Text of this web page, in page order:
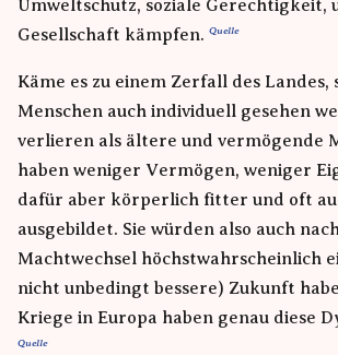
Umweltschutz, soziale Gerechtigkeit,
Gesellschaft kämpfen.
Käme es zu einem Zerfall des
Menschen auch individuell gesehen
verlieren als ältere und vermögende
haben weniger Vermögen, weniger
dafür aber körperlich fitter und oft
ausgebildet. Sie würden also auch
Machtwechsel höchstwahrscheinlich
nicht unbedingt bessere) Zukunft
Kriege in Europa haben genau diese